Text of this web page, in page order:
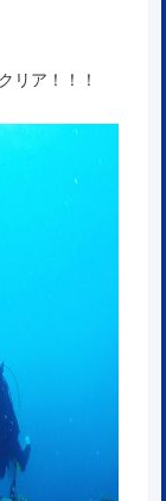
リア！！！